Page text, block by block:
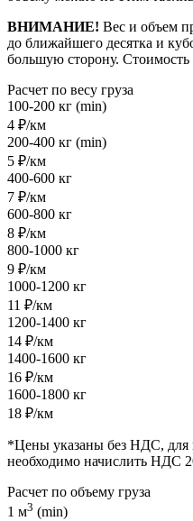
ВНИМАНИЕ! Вес и объем
до ближайшего десятка и
большую сторону. Стоимость
Расчет по весу груза
100-200 кг (min)
4 ₽/км
200-400 кг (min)
5 ₽/км
400-600 кг
7 ₽/км
600-800 кг
8 ₽/км
800-1000 кг
9 ₽/км
1000-1200 кг
11 ₽/км
1200-1400 кг
14 ₽/км
1400-1600 кг
16 ₽/км
1600-1800 кг
18 ₽/км
*Цены указаны без НДС,
необходимо начислить НДС
Расчет по объему груза
1 м3 (min)